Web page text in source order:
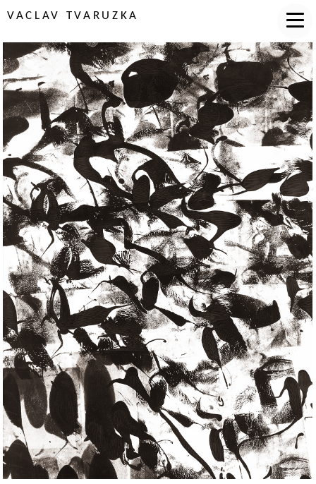
VACLAV TVARUZKA